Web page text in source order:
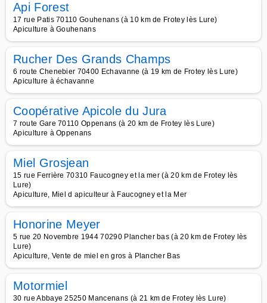
Api Forest
17 rue Patis 70110 Gouhenans (à 10 km de Frotey lès Lure)
Apiculture à Gouhenans
Rucher Des Grands Champs
6 route Chenebier 70400 Echavanne (à 19 km de Frotey lès Lure)
Apiculture à échavanne
Coopérative Apicole du Jura
7 route Gare 70110 Oppenans (à 20 km de Frotey lès Lure)
Apiculture à Oppenans
Miel Grosjean
15 rue Ferrière 70310 Faucogney et la mer (à 20 km de Frotey lès
Lure)
Apiculture, Miel d apiculteur à Faucogney et la Mer
Honorine Meyer
5 rue 20 Novembre 1944 70290 Plancher bas (à 20 km de Frotey lès
Lure)
Apiculture, Vente de miel en gros à Plancher Bas
Motormiel
30 rue Abbaye 25250 Mancenans (à 21 km de Frotey lès Lure)